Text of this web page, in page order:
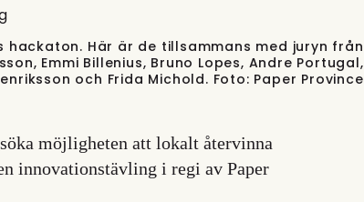
hackaton. Här är de tillsammans med juryn från
Emmi Billenius, Bruno Lopes, Andre Portugal,
och Frida Michold. Foto: Paper Province
möjligheten att lokalt återvinna
innovationstävling i regi av Paper